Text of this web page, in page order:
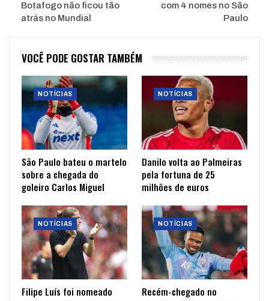
Botafogo não ficou tão
atrás no Mundial
com 4 nomes no São
Paulo
VOCÊ PODE GOSTAR TAMBÉM
NOTÍCIAS
São Paulo bateu o martelo
sobre a chegada do
goleiro Carlos Miguel
NOTÍCIAS
Danilo volta ao Palmeiras
pela fortuna de 25
milhões de euros
NOTÍCIAS
Filipe Luís foi nomeado
NOTÍCIAS
Recém-chegado no